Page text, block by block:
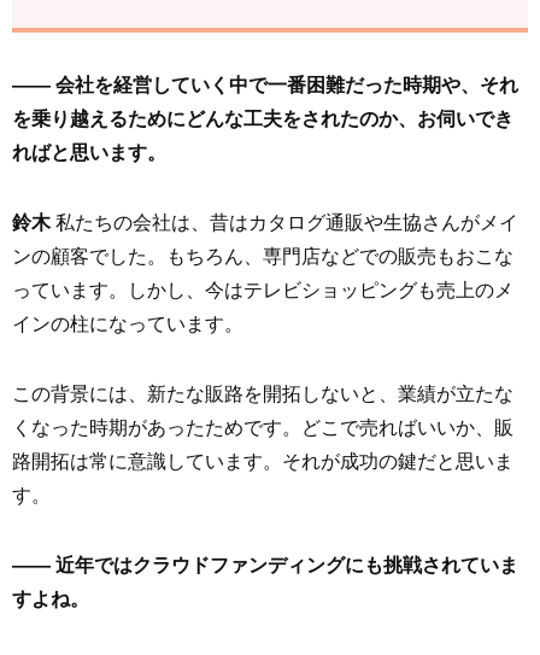
—— 会社を経営していく中で一番困難だった時期や、それ
を乗り越えるためにどんな工夫をされたのか、お伺いでき
ればと思います。
鈴木私たちの会社は、昔はカタログ通販や生協さんがメイ
ンの顧客でした。もちろん、専門店などでの販売もおこな
っています。しかし、今はテレビショッピングも売上のメ
インの柱になっています。
この背景には、新たな販路を開拓しないと、業績が立たな
くなった時期があったためです。どこで売ればいいか、販
路開拓は常に意識しています。それが成功の鍵だと思いま
す。
—— 近年ではクラウドファンディングにも挑戦されていま
すよね。